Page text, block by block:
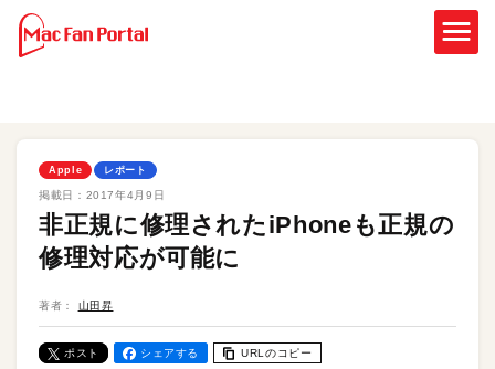
Apple レポート
掲載日： 2017年4月9日
非正規に修理されたiPhoneも正規の
修理対応が可能に
著者： 山田昇
ポスト シェアする URLのコピー